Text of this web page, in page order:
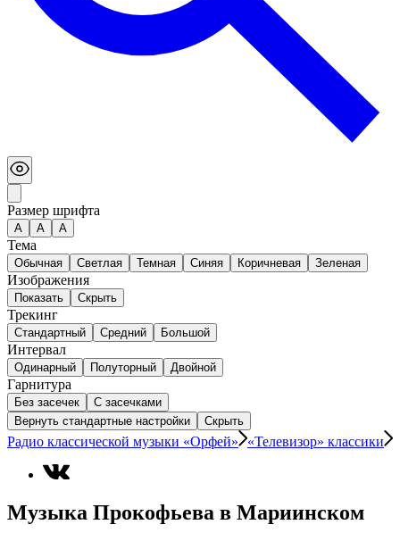
Размер шрифта
А A A
Тема
Обычная Светлая Темная Синяя Коричневая Зеленая
Изображения
Показать Скрыть
Трекинг
Стандартный Средний Большой
Интервал
Одинарный Полуторный Двойной
Гарнитура
Без засечек
С засечками
Вернуть стандартные настройки
Скрыть
Радио классической музыки «Орфей» «Телевизор» классики
Музыка Прокофьева в Мариинском